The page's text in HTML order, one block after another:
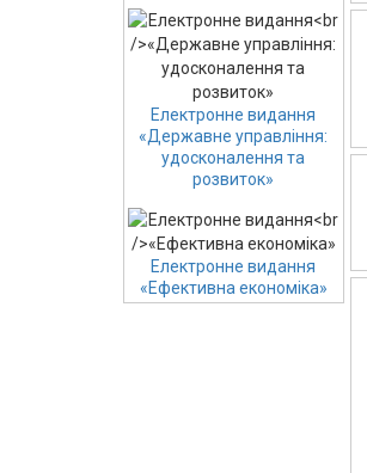
Електронне видання
«Державне управління:
удосконалення та
розвиток»
Електронне видання
«Ефективна економіка»